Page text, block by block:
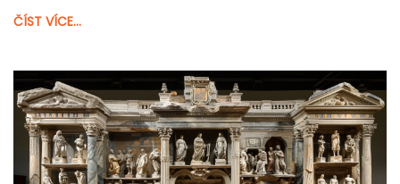
ovlivňují chuť i výživové hodnoty čokolády.
ČÍST VÍCE...